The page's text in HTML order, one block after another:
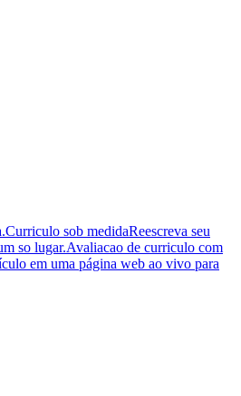
Curriculo sob medidaReescreva seu
so lugar.Avaliacao de curriculo com
em uma página web ao vivo para